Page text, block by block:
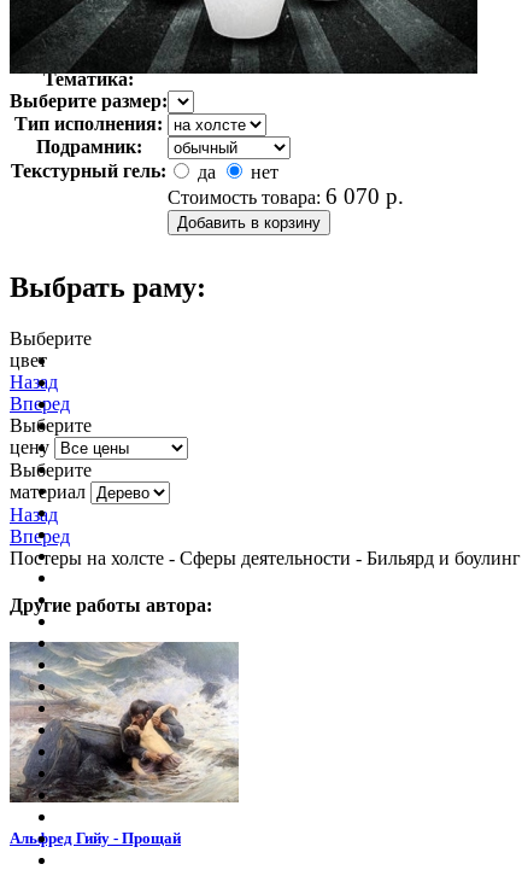
Автор:
Неизвестно
Арт-стиль
Фотография
Тематика:
Выберите размер:
Тип исполнения:
Подрамник:
Текстурный гель:
да
нет
Стоимость товара: 6 070 р.
Выбрать раму:
Выберите
цвет
Назад
Вперед
Выберите
цену
Выберите
материал
Назад
Вперед
Постеры на холсте - Сферы деятельности - Бильярд и боулинг
Другие работы автора:
Альфред Гийу - Прощай